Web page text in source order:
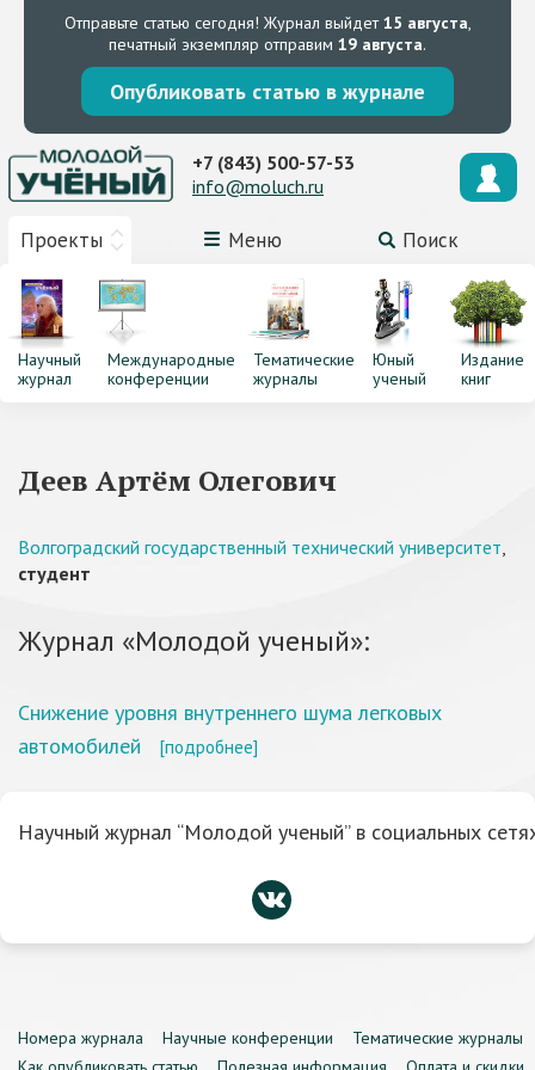
Отправьте статью сегодня! Журнал выйдет15 августа,
печатный экземпляр отправим 19 августа.
Опубликовать статью в журнале
Проекты Меню Поиск
+7 (843) 500-57-53
info@moluch.ru
Научный
журнал
Международные
конференции
Тематические
журналы
Юный
ученый
Издание
книг
Деев Артём Олегович
Волгоградский государственный технический университет,
студент
Журнал «Молодой ученый»:
Снижение уровня внутреннего шума легковых
автомобилей
[подробнее]
Научный журнал “Молодой ученый” в социальных
Номера журнала Научные конференции
Тематические журналы